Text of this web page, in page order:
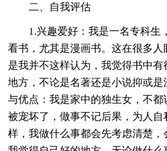
二、自我评估
1.兴趣爱好：我是一名专科生
看书，尤其是漫画书。这在很多人
是我并不这样认为，我觉得书中
地方，不论是名著还是小说抑或
与优点：我是家中的独生女，不
被宠坏了，做事不记后果，为人
样，我做什么事都会先考虑清楚